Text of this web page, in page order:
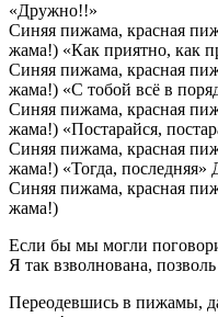
«Дружно!!»
Синяя пижама, красная
жама!) «Как приятно, как
Синяя пижама, красная
жама!) «С тобой всё в
Синяя пижама, красная
жама!) «Постарайся,
Синяя пижама, красная
жама!) «Тогда, последняя»
Синяя пижама, красная
жама!)
Если бы мы могли
Я так взволнована,
Переодевшись в пижамы,